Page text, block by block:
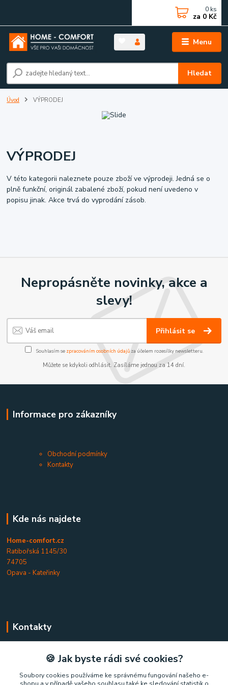
Menu
Hledat
0 ks
za 0 Kč
Úvod VÝPRODEJ
VÝPRODEJ
V této kategorii naleznete pouze zboží ve výprodeji. Jedná se o
plně funkční, originál zabalené zboží, pokud není uvedeno v
popisu jinak. Akce trvá do vyprodání zásob.
Nepropásněte novinky, akce a
slevy!
Přihlásit se
Souhlasím se zpracováním osobních údajůza účelem rozesílky newsletteru.
Můžete se kdykoli odhlásit. Zasíláme jednou za 14 dní.
Informace pro zákazníky
Obchodní podmínky
Kontakty
Kde nás najdete
Home-comfort.cz
Ratibořská 1145/30
74705
Opava - Kateřinky
Kontakty
+420 777 852 326
🍪 Jak byste rádi své cookies?
Soubory cookies používáme ke správnému fungování našeho e-